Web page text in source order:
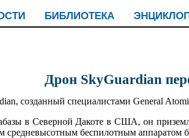
БИБЛИОТЕКА
Дрон SkyGuardian
созданный специалистами General
в Северной Дакоте в США, он
средневысотным беспилотным аппаратом